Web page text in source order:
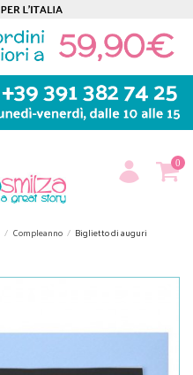
0
Compleanno
Biglietto di auguri